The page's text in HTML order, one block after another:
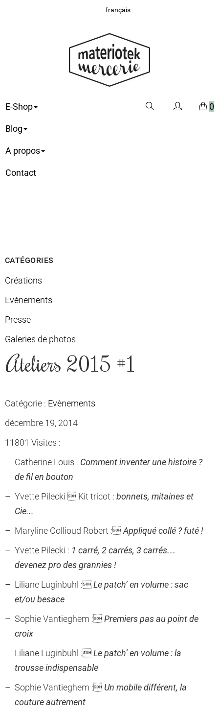
français
E-Shop
Blog
A propos
Contact
0
CATÉGORIES
Créations
Evènements
Presse
Galeries de photos
Ateliers 2015 #1
Catégorie : Evènements
décembre 19, 2014
11801 Visites :
Catherine Louis : Comment inventer une histoire ?
de fil en bouton
Yvette Pilecki  Kit tricot : bonnets, mitaines et
Cie...
Maryline Collioud Robert :Appliqué collé ? futé !
Yvette Pilecki : 1 carré, 2 carrés, 3 carrés…
devenez pro des grannies !
Liliane Luginbuhl :Le patch’ en volume : sac
et/ou besace
Sophie Vantieghem :Premiers pas au point de
croix
Liliane Luginbuhl :Le patch’ en volume : la
trousse indispensable
Sophie Vantieghem : Un mobile différent, la
couture autrement